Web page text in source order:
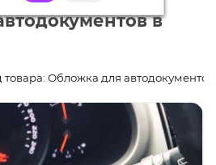
в
товара: Обложка для